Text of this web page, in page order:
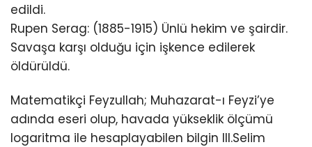
edildi.
Rupen Serag: (1885-1915) Ünlü hekim ve şairdir.
Savaşa karşı olduğu için işkence edilerek
öldürüldü.
Matematikçi Feyzullah; Muhazarat-ı Feyzi’ye
adında eseri olup, havada yükseklik ölçümü
logaritma ile hesaplayabilen bilgin III.Selim